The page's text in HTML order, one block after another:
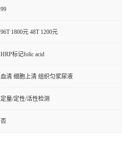
99
96T 1800元 48T 1200元
HRP标记folic acid
血清 细胞上清 组织匀浆尿液
定量/定性/活性检测
否